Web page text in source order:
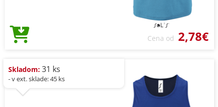
Cena od 2,78€
Skladom: 31 ks
- v ext. sklade: 45 ks